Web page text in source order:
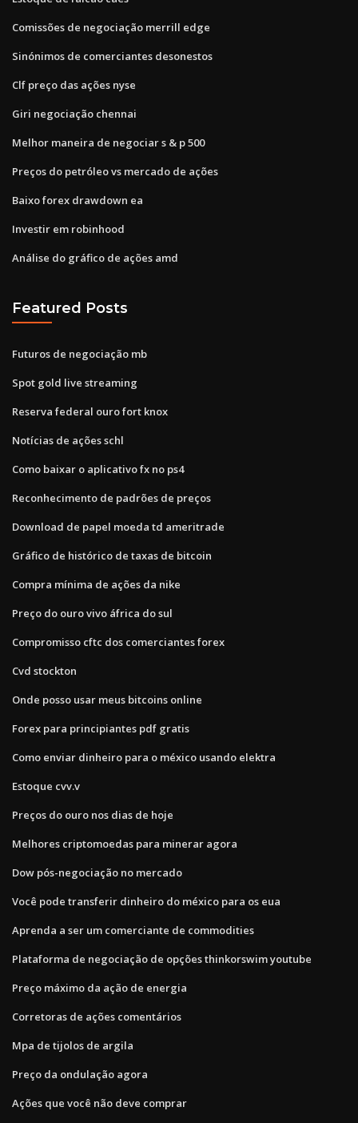
Comissões de negociação merrill edge
Sinónimos de comerciantes desonestos
Clf preço das ações nyse
Giri negociação chennai
Melhor maneira de negociar s & p 500
Preços do petróleo vs mercado de ações
Baixo forex drawdown ea
Investir em robinhood
Análise do gráfico de ações amd
Featured Posts
Futuros de negociação mb
Spot gold live streaming
Reserva federal ouro fort knox
Notícias de ações schl
Como baixar o aplicativo fx no ps4
Reconhecimento de padrões de preços
Download de papel moeda td ameritrade
Gráfico de histórico de taxas de bitcoin
Compra mínima de ações da nike
Preço do ouro vivo áfrica do sul
Compromisso cftc dos comerciantes forex
Cvd stockton
Onde posso usar meus bitcoins online
Forex para principiantes pdf gratis
Como enviar dinheiro para o méxico usando elektra
Estoque cvv.v
Preços do ouro nos dias de hoje
Melhores criptomoedas para minerar agora
Dow pós-negociação no mercado
Você pode transferir dinheiro do méxico para os eua
Aprenda a ser um comerciante de commodities
Plataforma de negociação de opções thinkorswim youtube
Preço máximo da ação de energia
Corretoras de ações comentários
Mpa de tijolos de argila
Preço da ondulação agora
Ações que você não deve comprar